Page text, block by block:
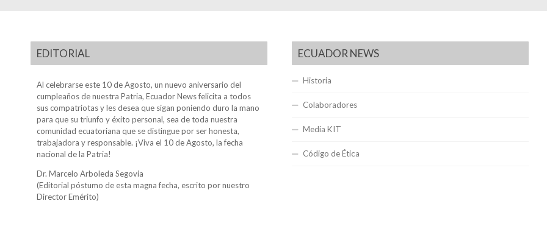
EDITORIAL
Al celebrarse este 10 de Agosto, un nuevo aniversario del
cumpleaños de nuestra Patria, Ecuador News felicita a todos
sus compatriotas y les desea que sigan poniendo duro la mano
para que su triunfo y éxito personal, sea de toda nuestra
comunidad ecuatoriana que se distingue por ser honesta,
trabajadora y responsable. ¡Viva el 10 de Agosto, la fecha
nacional de la Patria!
Dr. Marcelo Arboleda Segovia
(Editorial póstumo de esta magna fecha, escrito por nuestro
Director Emérito)
ECUADOR NEWS
Historia
Colaboradores
Media KIT
Código de Ética